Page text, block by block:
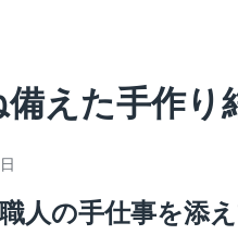
えた手作り
人の手仕事を添え